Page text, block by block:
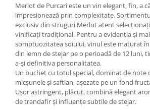
Merlot de Purcari este un vin elegant, fin, a
impresionează prin complexitate.
exclusiv din struguri Merlot atent
vinificaţi tradiţional. Pentru a evidenţia şi
somptuozitatea soiului, vinul este maturat
din lemn de stejar pe o perioadă de 12 luni,
a-şi definitiva personalitatea.
Un buchet cu totul special, dominat de note
micşunele şi saftian, aşezate pe un fond
Uşor astringent, plăcut, combină elegant
de trandafir şi influenţe subtile de stejar.